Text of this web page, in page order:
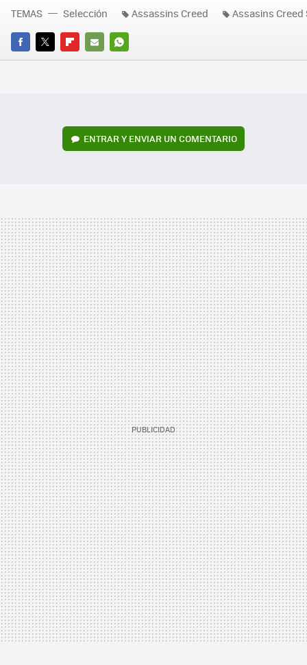
FACEBOOK
TWITTERFLIPBOARD
E-
WHATSAPP
TEMAS Selección Assassins Creed Assasins Creed
ENTRAR Y ENVIAR UN COMENTARIO